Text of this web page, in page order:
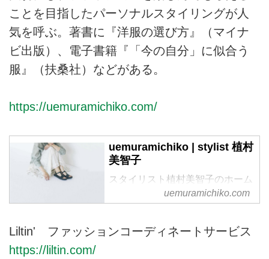
ことを目指したパーソナルスタイリングが人
気を呼ぶ。著書に『洋服の選び方』（マイナ
ビ出版）、電子書籍『「今の自分」に似合う
服』（扶桑社）などがある。
https://uemuramichiko.com/
uemuramichiko | stylist 植村
美智子
スタイリスト植村美智子のホーム
ページです。uemuramichiko.com
Liltin' ファッションコーディネートサービス
https://liltin.com/